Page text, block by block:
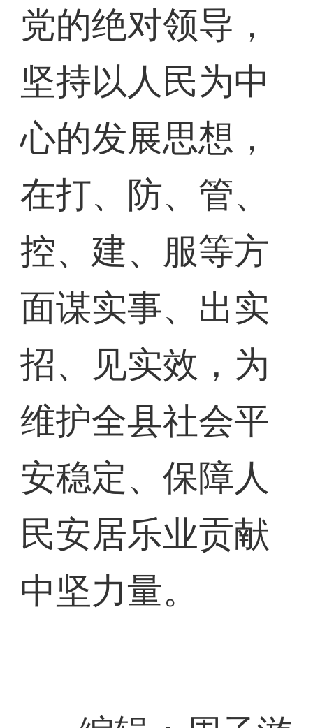
党的绝对领导，
坚持以人民为中
心的发展思想，
在打、防、管、
控、建、服等方
面谋实事、出实
招、见实效，为
维护全县社会平
安稳定、保障人
民安居乐业贡献
中坚力量。